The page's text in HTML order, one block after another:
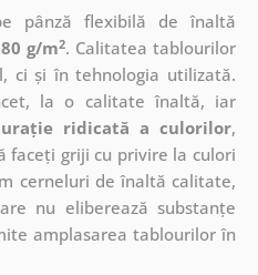
pânză flexibilă de înaltă
g/m2. Calitatea tablourilor
ci și în tehnologia utilizată.
la o calitate înaltă, iar
ridicată a culorilor,
faceți griji cu privire la culori
cerneluri de înaltă calitate,
nu eliberează substanțe
amplasarea tablourilor în